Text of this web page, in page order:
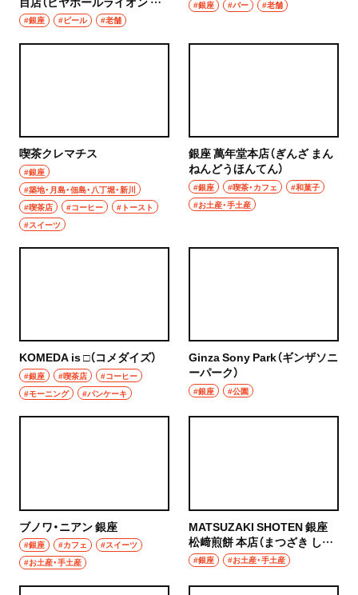
んざななちょうめてん）
#銀座 #ビール #老舗
#銀座 #バー #老舗
喫茶クレマチス
#銀座
#築地・月島・佃島・八丁堀・新川
#喫茶店
#コーヒー
#トースト
#スイーツ
銀座 萬年堂本店（ぎんざ まん
ねんどうほんてん）
#銀座 #喫茶・カフェ
#和菓子
#お土産・手土産
KOMEDA is □（コメダイズ）
#銀座 #喫茶店
#コーヒー
#モーニング
#パンケーキ
Ginza Sony Park（ギンザソニ
ーパーク）
#銀座 #公園
ブノワ・ニアン 銀座
#銀座 #カフェ
#スイーツ
#お土産・手土産
MATSUZAKI SHOTEN 銀座
松﨑煎餅 本店（まつざき しょ
うてん ぎんざ まつざきせんべ
い ほんてん）
#銀座 #お土産・手土産